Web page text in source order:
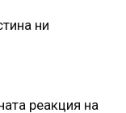
ни
реакция на